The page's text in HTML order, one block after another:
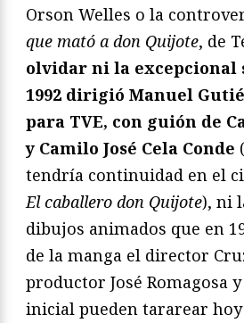
Orson Welles o la
que mató a don Quijote, de
olvidar ni la excepcional
1992 dirigió Manuel
para TVE, con guión de
y Camilo José Cela Conde
tendría continuidad en el
El caballero don Quijote), ni
dibujos animados que en
de la manga el director
productor José Romagosa
inicial pueden tararear